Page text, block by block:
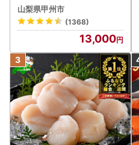
カット 約1.3kg 2～3房【2
026年発送】（MG）B12-
472 FN-Limited-VO シャ
インマスカット フルーツ
山梨県甲州市
(1368)
13,000